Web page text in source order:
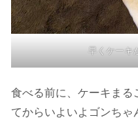
早くケーキ
食べる前に、ケーキまる
てからいよいよゴンちゃ